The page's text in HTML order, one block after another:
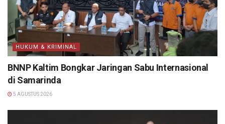
HUKUM & KRIMINAL
BNNP Kaltim Bongkar Jaringan Sabu Internasional
di Samarinda
5 AGUSTUS 2026